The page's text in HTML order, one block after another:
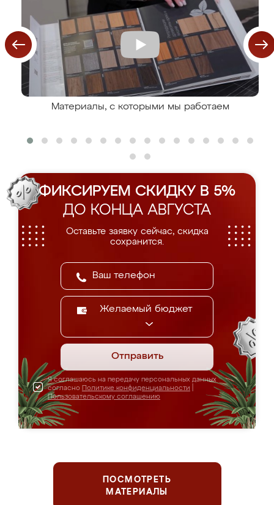
Материалы, с которыми мы работаем
ФИКСИРУЕМ СКИДКУ В 5%
ДО КОНЦА АВГУСТА
Оставьте заявку сейчас, скидка
сохранится.
Желаемый бюджет
Отправить
Я соглашаюсь на передачу персональных данных
согласно Политике конфиденциальности
Пользовательскому соглашению
ПОСМОТРЕТЬ
МАТЕРИАЛЫ